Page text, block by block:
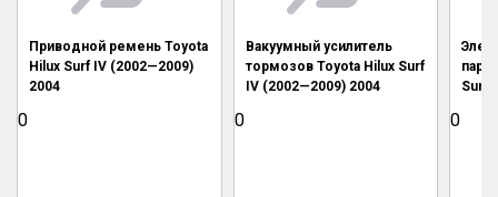
Приводной ремень Toyota
Hilux Surf IV (2002—2009)
2004
0
Вакуумный усилитель
тормозов Toyota Hilux Surf
IV (2002—2009) 2004
0
Surf
0